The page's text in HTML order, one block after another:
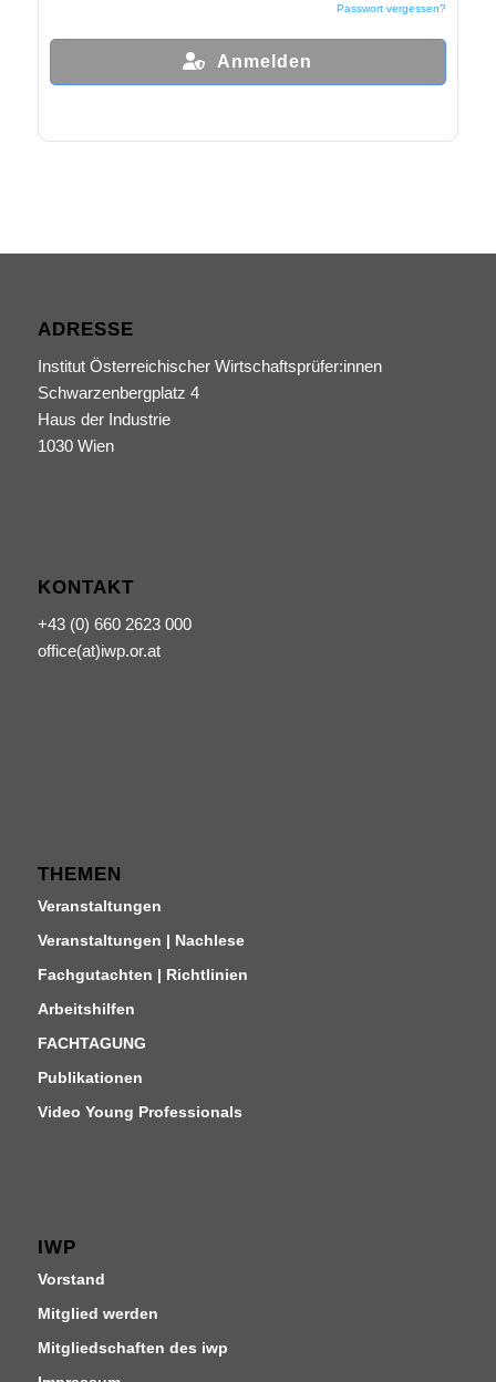
Passwort vergessen?
Anmelden
ADRESSE
Institut Österreichischer Wirtschaftsprüfer:innen
Schwarzenbergplatz 4
Haus der Industrie
1030 Wien
KONTAKT
+43 (0) 660 2623 000
office(at)iwp.or.at
THEMEN
Veranstaltungen
Veranstaltungen | Nachlese
Fachgutachten | Richtlinien
Arbeitshilfen
FACHTAGUNG
Publikationen
Video Young Professionals
IWP
Vorstand
Mitglied werden
Mitgliedschaften des iwp